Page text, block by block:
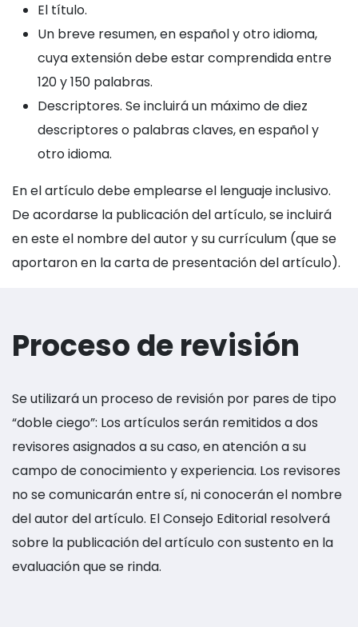
El título.
Un breve resumen, en español y otro idioma,
cuya extensión debe estar comprendida entre
120 y 150 palabras.
Descriptores. Se incluirá un máximo de diez
descriptores o palabras claves, en español y
otro idioma.
En el artículo debe emplearse el lenguaje inclusivo.
De acordarse la publicación del artículo, se incluirá
en este el nombre del autor y su currículum (que se
aportaron en la carta de presentación del artículo).
Proceso de revisión
Se utilizará un proceso de revisión por pares de tipo
“doble ciego”: Los artículos serán remitidos a dos
revisores asignados a su caso, en atención a su
campo de conocimiento y experiencia. Los revisores
no se comunicarán entre sí, ni conocerán el nombre
del autor del artículo. El Consejo Editorial resolverá
sobre la publicación del artículo con sustento en la
evaluación que se rinda.